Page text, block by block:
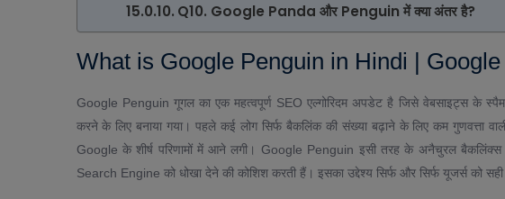
Q10. Google Panda और Penguin में क्या अंतर है?
What is Google Penguin in Hindi | Google
Google Penguin गूगल का एक महत्वपूर्ण SEO एल्गोरिदम अपडेट है जिसे वेबसाइट्स के
करने के लिए बनाया गया। पहले कई लोग सिर्फ बैकलिंक की संख्या बढ़ाने के लिए कम गुणवत्ता
Google के शीर्ष परिणामों में आने लगी। Google Penguin इसी तरह के अनैचुरल
Search Engine को धोखा देने की कोशिश करती हैं। इसका उद्देश्य सिर्फ और सिर्फ यूजर्स को सही